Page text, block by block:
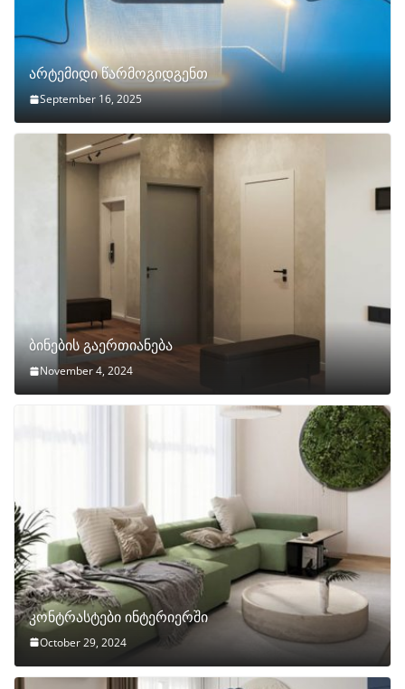
არტემიდი წარმოგიდგენთ
September 16, 2025
ბინების გაერთიანება
November 4, 2024
კონტრასტები ინტერიერში
October 29, 2024